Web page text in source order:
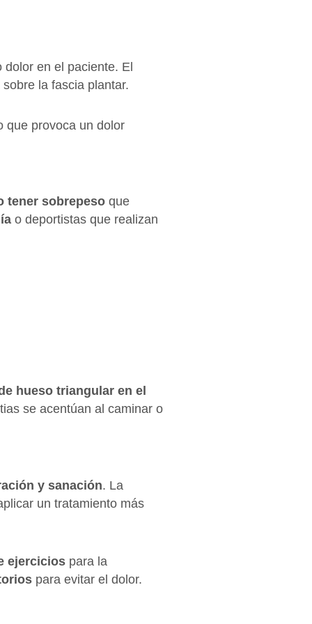
en el paciente. El
la fascia plantar.
que provoca un dolor
tener sobrepeso que
o deportistas que realizan
hueso triangular en el
se acentúan al caminar o
y sanación. La
un tratamiento más
ejercicios para la
para evitar el dolor.